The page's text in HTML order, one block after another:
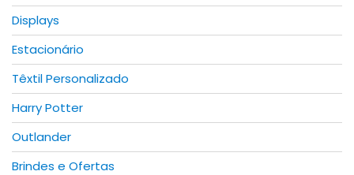
Displays
Estacionário
Têxtil Personalizado
Harry Potter
Outlander
Brindes e Ofertas